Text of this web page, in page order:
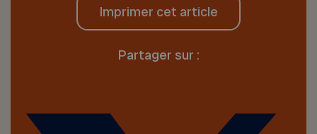
Imprimer cet article
Partager sur :